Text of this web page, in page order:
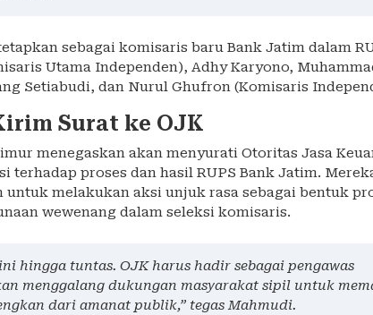
sebagai komisaris baru Bank Jatim dalam
Utama Independen), Adhy Karyono,
Setiabudi, dan Nurul Ghufron (Komisaris
Surat ke OJK
menegaskan akan menyurati Otoritas Jasa
terhadap proses dan hasil RUPS Bank Jatim.
melakukan aksi unjuk rasa sebagai bentuk
wewenang dalam seleksi komisaris.
hingga tuntas. OJK harus hadir sebagai pengawas
menggalang dukungan masyarakat sipil untuk
dari amanat publik,” tegas Mahmudi.